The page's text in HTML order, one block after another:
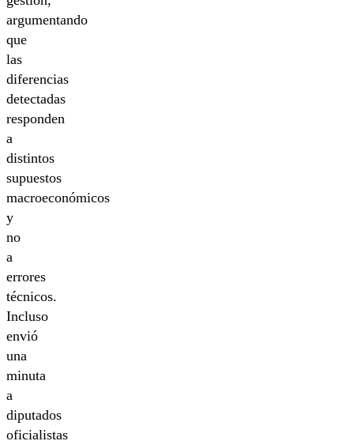
argumentando
que
las
diferencias
detectadas
responden
a
distintos
supuestos
macroeconómicos
y
no
a
errores
técnicos.
Incluso
envió
una
minuta
a
diputados
oficialistas